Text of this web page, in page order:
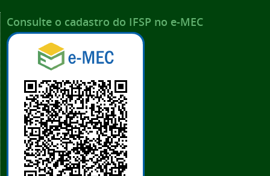
Consulte o cadastro do IFSP no e-MEC